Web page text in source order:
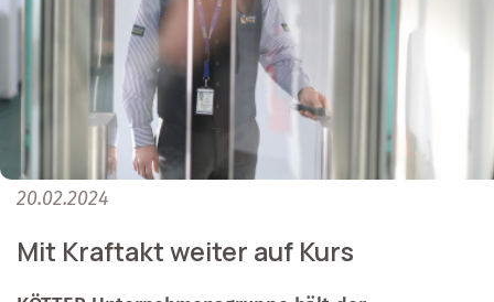
20.02.2024
Mit Kraftakt weiter auf Kurs